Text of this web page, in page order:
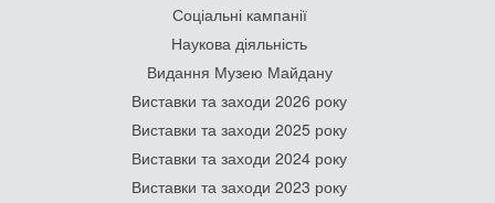
Соціальні кампанії
Наукова діяльність
Видання Музею Майдану
Виставки та заходи 2026 року
Виставки та заходи 2025 року
Виставки та заходи 2024 року
Виставки та заходи 2023 року